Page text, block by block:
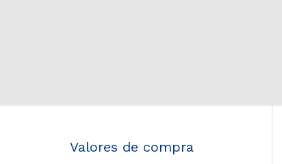
Valores de compra